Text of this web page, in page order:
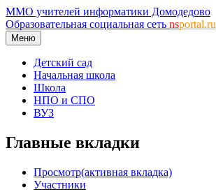
ММО учителей информатики Домодедово
Образовательная социальная сеть nsportal.ru
Меню
Детский сад
Начальная школа
Школа
НПО и СПО
ВУЗ
Главные вкладки
Просмотр(активная вкладка)
Участники